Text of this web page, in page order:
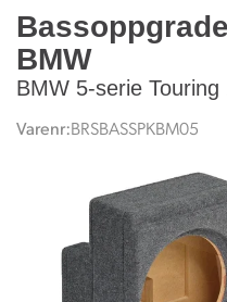
BMW
BMW 5-serie
Varenr:BRSBASSPKBM05